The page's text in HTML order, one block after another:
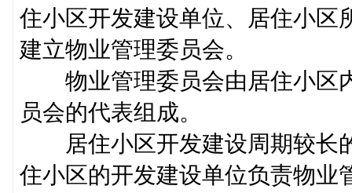
住小区开发建设单位、居住小区
建立物业管理委员会。
物业管理委员会由居住小区
员会的代表组成。
居住小区开发建设周期较长
住小区的开发建设单位负责物业